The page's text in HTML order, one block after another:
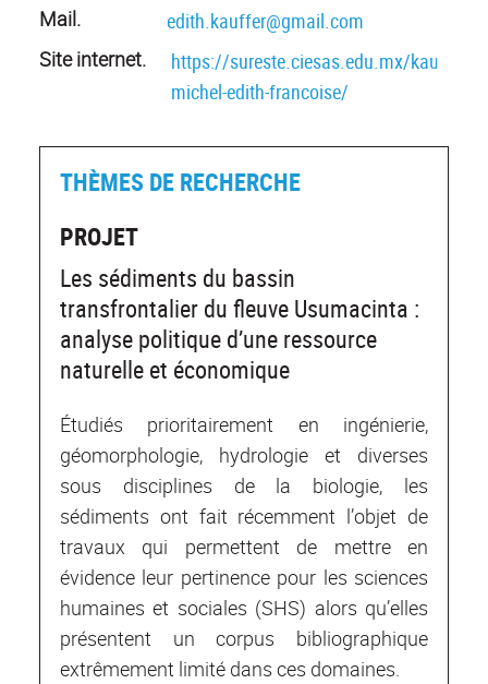
Mail.
edith.kauffer@gmail.com
Site internet.
https://sureste.ciesas.edu.mx/kauffer-
michel-edith-francoise/
THÈMES DE RECHERCHE
PROJET
Les sédiments du bassin
transfrontalier du fleuve Usumacinta :
analyse politique d’une ressource
naturelle et économique
Étudiés prioritairement en ingénierie,
géomorphologie, hydrologie et diverses
sous disciplines de la biologie, les
sédiments ont fait récemment l’objet de
travaux qui permettent de mettre en
évidence leur pertinence pour les sciences
humaines et sociales (SHS) alors qu’elles
présentent un corpus bibliographique
extrêmement limité dans ces domaines.